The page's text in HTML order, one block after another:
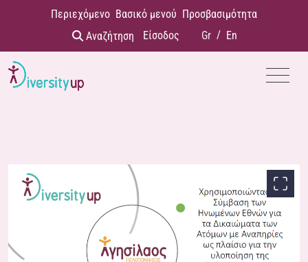
Παράκαμψη προς το περιεχόμενο
Περιεχόμενο Βασικό μενού Προσβασιμότητα
Αναζήτηση
Είσοδος Gr / En